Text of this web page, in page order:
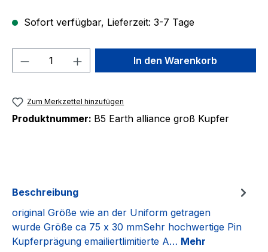
Sofort verfügbar, Lieferzeit: 3-7 Tage
Produkt Anzahl: Gib denIn den Warenkorb
Zum Merkzettel hinzufügen
Produktnummer: B5 Earth alliance groß Kupfer
Beschreibung
original Größe wie an der Uniform getragen
wurde Größe ca 75 x 30 mmSehr hochwertige Pin
Kupferprägung emailiertlimitierte A… Mehr